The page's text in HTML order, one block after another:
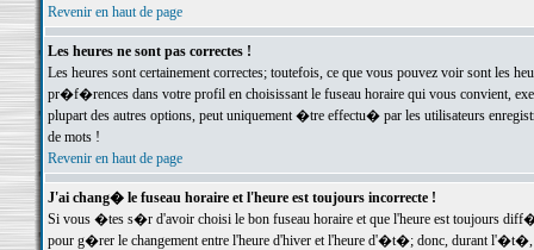
Revenir en haut de page
Les heures ne sont pas correctes !
Les heures sont certainement correctes; toutefois, ce que vous pouvez voir sont
pr�f�rences dans votre profil en choisissant le fuseau horaire qui vous convient,
plupart des autres options, peut uniquement �tre effectu� par les utilisateurs
de mots !
Revenir en haut de page
J'ai chang� le fuseau horaire et l'heure est toujours incorrecte !
Si vous �tes s�r d'avoir choisi le bon fuseau horaire et que l'heure est toujours
pour g�rer le changement entre l'heure d'hiver et l'heure d'�t�; donc, durant